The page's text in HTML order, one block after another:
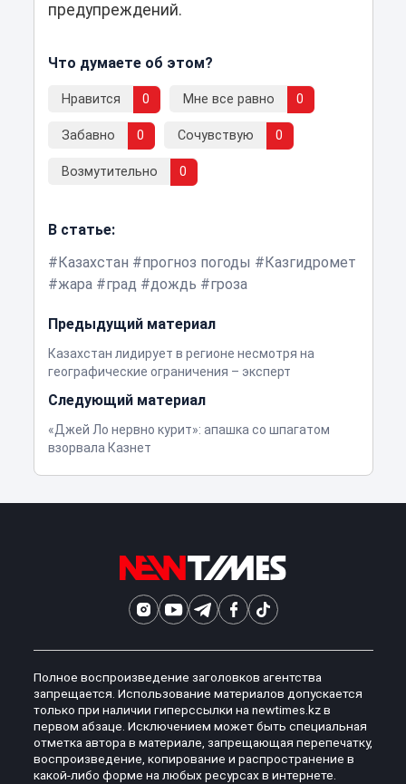
предупреждений.
Что думаете об этом?
Нравится 0 Мне все равно 0
Забавно 0 Сочувствую 0
Возмутительно 0
В статье:
Казахстан
прогноз погоды
Казгидромет
жара
град дождь гроза
Предыдущий материал
Казахстан лидирует в регионе несмотря на
географические ограничения – эксперт
Следующий материал
«Джей Ло нервно курит»: апашка со шпагатом
взорвала Казнет
Полное воспроизведение заголовков агентства
запрещается. Использование материалов допускается
только при наличии гиперссылки на newtimes.kz в
первом абзаце. Исключением может быть специальная
отметка автора в материале, запрещающая перепечатку,
воспроизведение, копирование и распространение в
какой-либо форме на любых ресурсах в интернете.